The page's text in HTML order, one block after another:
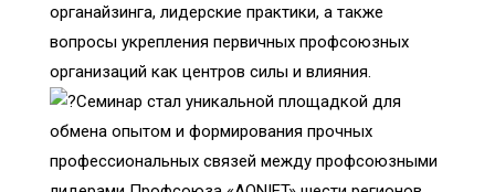
органайзинга, лидерские практики, а также
вопросы укрепления первичных профсоюзных
организаций как центров силы и влияния.
Семинар стал уникальной площадкой для
обмена опытом и формирования прочных
профессиональных связей между профсоюзными